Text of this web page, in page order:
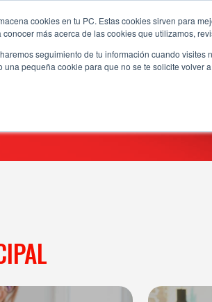
cookies en tu PC. Estas cookies sirven para
conocer más acerca de las cookies que utilizamos,
seguimiento de tu información cuando
una pequeña cookie para que no se te solicite volver